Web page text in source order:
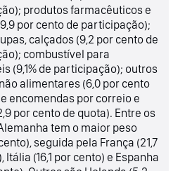
produtos farmacêuticos e
por cento de participação);
calçados (9,2 por cento de
combustível para
(9,1% de participação); outros
alimentares (6,0 por cento
encomendas por correio e
por cento de quota). Entre os
tem o maior peso
seguida pela França (21,7
Itália (16,1 por cento) e Espanha